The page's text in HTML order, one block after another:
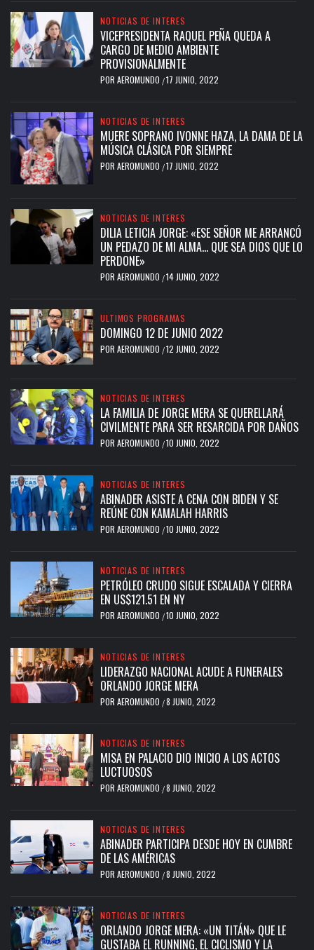
NOTICIAS DE INTERES
VICEPRESIDENTA RAQUEL PEÑA QUEDA A
CARGO DE MEDIO AMBIENTE
PROVISIONALMENTE
POR AEROMUNDO /17 JUNIO, 2022
NOTICIAS DE INTERES
MUERE SOPRANO IVONNE HAZA, LA DAMA DE LA
MÚSICA CLÁSICA POR SIEMPRE
POR AEROMUNDO /17 JUNIO, 2022
NOTICIAS DE INTERES
DILIA LETICIA JORGE: «ESE SEÑOR ME ARRANCÓ
UN PEDAZO DE MI ALMA… QUE SEA DIOS QUE LO
PERDONE»
POR AEROMUNDO /14 JUNIO, 2022
ULTIMOS PROGRAMAS
DOMINGO 12 DE JUNIO 2022
POR AEROMUNDO /12 JUNIO, 2022
NOTICIAS DE INTERES
LA FAMILIA DE JORGE MERA SE QUERELLARÁ
CIVILMENTE PARA SER RESARCIDA POR DAÑOS
POR AEROMUNDO /10 JUNIO, 2022
NOTICIAS DE INTERES
ABINADER ASISTE A CENA CON BIDEN Y SE
REÚNE CON KAMALAH HARRIS
POR AEROMUNDO /10 JUNIO, 2022
NOTICIAS DE INTERES
PETRÓLEO CRUDO SIGUE ESCALADA Y CIERRA
EN US$121.51 EN NY
POR AEROMUNDO /10 JUNIO, 2022
NOTICIAS DE INTERES
LIDERAZGO NACIONAL ACUDE A FUNERALES
ORLANDO JORGE MERA
POR AEROMUNDO /8 JUNIO, 2022
NOTICIAS DE INTERES
MISA EN PALACIO DIO INICIO A LOS ACTOS
LUCTUOSOS
POR AEROMUNDO /8 JUNIO, 2022
NOTICIAS DE INTERES
ABINADER PARTICIPA DESDE HOY EN CUMBRE
DE LAS AMÉRICAS
POR AEROMUNDO /8 JUNIO, 2022
NOTICIAS DE INTERES
ORLANDO JORGE MERA: «UN TITÁN» QUE LE
GUSTABA EL RUNNING, EL CICLISMO Y LA